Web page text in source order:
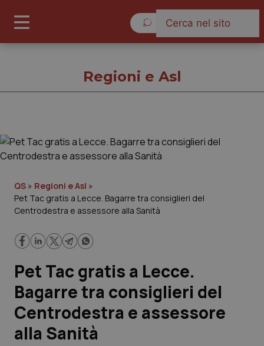
Governo e Parlamento
Regioni e Asl
Lavoro e Professioni
Scienza e Farmaci
Studi e Analisi
Regioni e Asl
QS » Regioni e Asl »
Pet Tac gratis a Lecce. Bagarre tra consiglieri del
Centrodestra e assessore alla Sanità
Pet Tac gratis a Lecce.
Bagarre tra consiglieri del
Centrodestra e assessore
alla Sanità